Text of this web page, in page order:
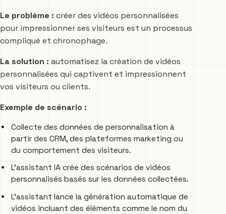
Le problème : créer des vidéos personnalisées
pour impressionner ses visiteurs est un processus
compliqué et chronophage.
La solution : automatisez la création de vidéos
personnalisées qui captivent et impressionnent
vos visiteurs ou clients.
Exemple de scénario :
Collecte des données de personnalisation à
partir des CRM, des plateformes marketing ou
du comportement des visiteurs.
L’assistant IA crée des scénarios de vidéos
personnalisés basés sur les données collectées.
L’assistant lance la génération automatique de
vidéos incluant des éléments comme le nom du